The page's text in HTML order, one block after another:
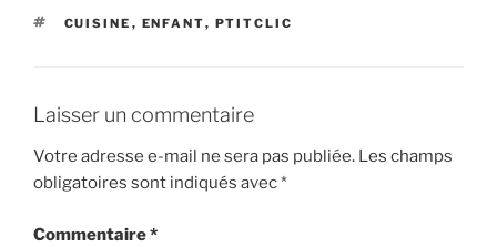
T
R
É
E
T
E
CUISINE , ENFANT, PTITCLIC
Laisser un commentaire
Votre adresse e-mail ne sera pas publiée. Les champs
obligatoires sont indiqués avec*
Commentaire*